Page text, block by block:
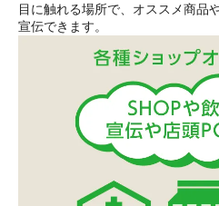
目に触れる場所で、オススメ商品
宣伝できます。